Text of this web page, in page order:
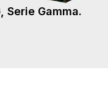
Serie Gamma.